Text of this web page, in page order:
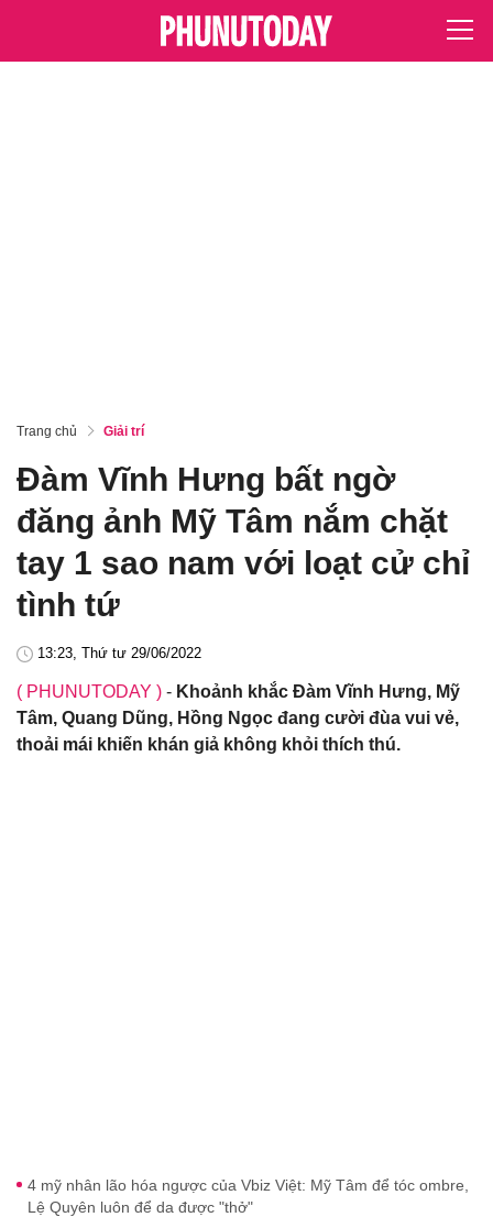
Trang chủ Giải trí
Đàm Vĩnh Hưng bất ngờ
đăng ảnh Mỹ Tâm nắm chặt
tay 1 sao nam với loạt cử chỉ
tình tứ
13:23, Thứ tư 29/06/2022
( PHUNUTODAY ) - Khoảnh khắc Đàm Vĩnh Hưng, Mỹ
Tâm, Quang Dũng, Hồng Ngọc đang cười đùa vui vẻ,
thoải mái khiến khán giả không khỏi thích thú.
4 mỹ nhân lão hóa ngược của Vbiz Việt: Mỹ Tâm để tóc ombre,
Lệ Quyên luôn để da được "thở"